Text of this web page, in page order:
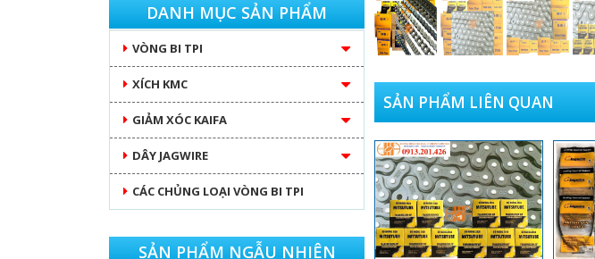
SẢN PHẨM LIÊN QUAN
DANH MỤC SẢN PHẨM
VÒNG BI TPI
XÍCH KMC
GIẢM XÓC KAIFA
DÂY JAGWIRE
CÁC CHỦNG LOẠI VÒNG BI TPI
SẢN PHẨM NGẪU NHIÊN